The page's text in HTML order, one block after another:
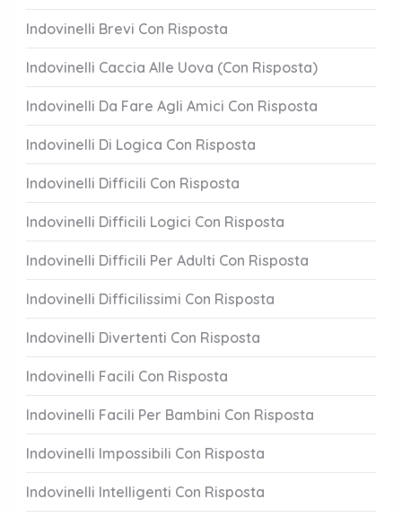
Indovinelli Brevi Con Risposta
Indovinelli Caccia Alle Uova (Con Risposta)
Indovinelli Da Fare Agli Amici Con Risposta
Indovinelli Di Logica Con Risposta
Indovinelli Difficili Con Risposta
Indovinelli Difficili Logici Con Risposta
Indovinelli Difficili Per Adulti Con Risposta
Indovinelli Difficilissimi Con Risposta
Indovinelli Divertenti Con Risposta
Indovinelli Facili Con Risposta
Indovinelli Facili Per Bambini Con Risposta
Indovinelli Impossibili Con Risposta
Indovinelli Intelligenti Con Risposta